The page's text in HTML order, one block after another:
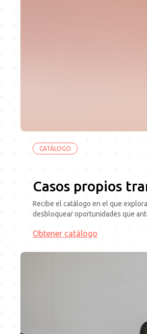
CATÁLOGO
Casos propios
Recibe el catálogo en el que
desbloquear oportunidades que
Obtener catálogo